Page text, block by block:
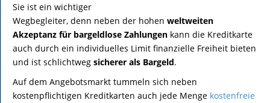
Sie ist ein wichtiger
Wegbegleiter, denn neben der hohen weltweiten
Akzeptanz für bargeldlose Zahlungen kann die Kreditkarte
auch durch ein individuelles Limit finanzielle Freiheit bieten
und ist schlichtweg sicherer als Bargeld.
Auf dem Angebotsmarkt tummeln sich neben
kostenpflichtigen Kreditkarten auch jede Menge kostenfreie